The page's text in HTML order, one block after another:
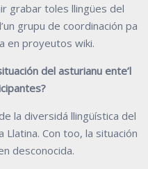
grabar toles llingües del
grupu de coordinación pa
en proyeutos wiki.
del asturianu ente’l
la diversidá llingüística del
Llatina. Con too, la situación
desconocida.